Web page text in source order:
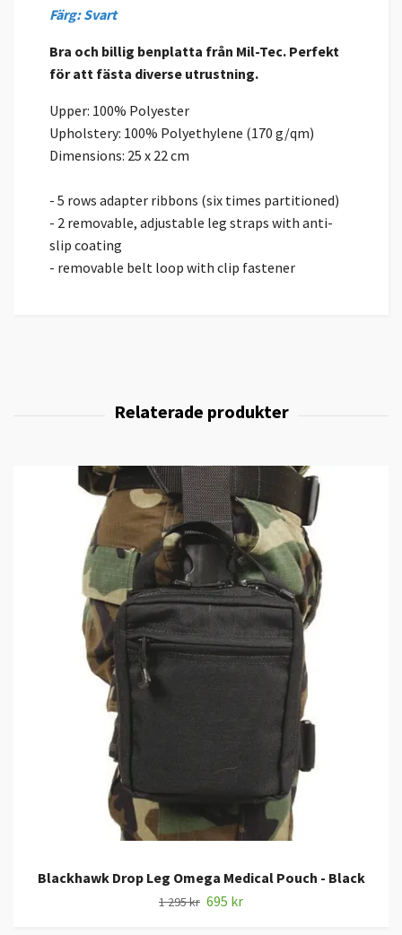
Färg: Svart
Bra och billig benplatta från Mil-Tec. Perfekt
för att fästa diverse utrustning.
Upper: 100% Polyester
Upholstery: 100% Polyethylene (170 g/qm)
Dimensions: 25 x 22 cm
- 5 rows adapter ribbons (six times partitioned)
- 2 removable, adjustable leg straps with anti-
slip coating
- removable belt loop with clip fastener
Blackhawk Drop Leg Omega Medical Pouch - Black
1 295 kr 695 kr